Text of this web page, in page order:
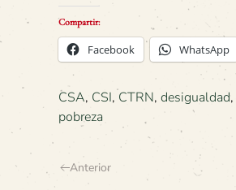
Compartir:
Facebook WhatsApp
CSA, CSI, CTRN, desigualdad,
pobreza
Anterior